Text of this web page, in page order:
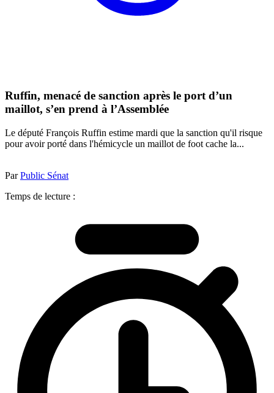
Ruffin, menacé de sanction après le port d’un
maillot, s’en prend à l’Assemblée
Le député François Ruffin estime mardi que la sanction qu'il risque
pour avoir porté dans l'hémicycle un maillot de foot cache la...
ParPublic Sénat
Temps de lecture :